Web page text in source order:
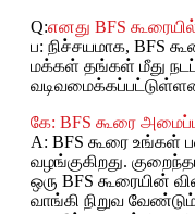
Q:எனது BFS கூரையில்
ப: நிச்சயமாக, BFS
மக்கள் தங்கள் மீது
கே: BFS கூரை
A: BFS கூரை உங்கள்
வழங்குகிறது.
ஒரு BFS கூரையின்
வாங்கி நிறுவ